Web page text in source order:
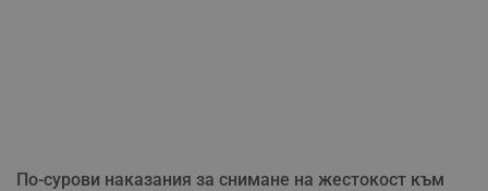
По-сурови наказания за снимане на жестокост към